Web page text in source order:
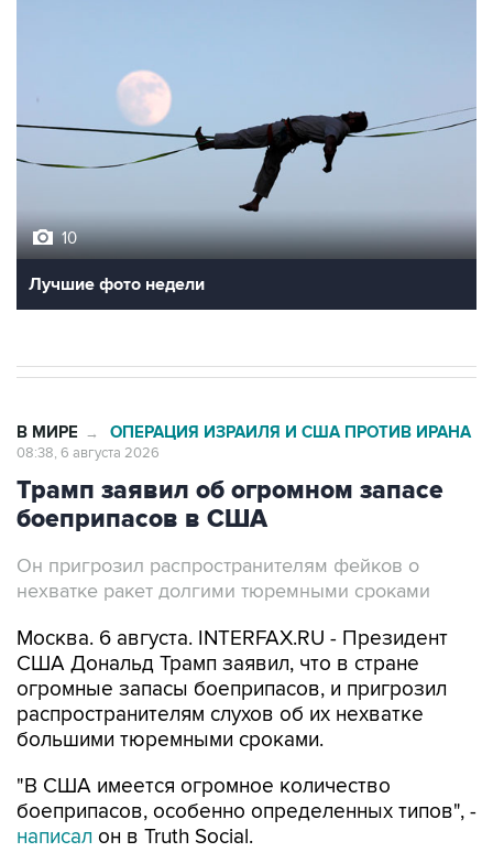
10
Лучшие фото недели
В МИРЕ → ОПЕРАЦИЯ ИЗРАИЛЯ И США ПРОТИВ ИРАНА
08:38, 6 августа 2026
Трамп заявил об огромном запасе
боеприпасов в США
Он пригрозил распространителям фейков о
нехватке ракет долгими тюремными сроками
Москва. 6 августа. INTERFAX.RU - Президент
США Дональд Трамп заявил, что в стране
огромные запасы боеприпасов, и пригрозил
распространителям слухов об их нехватке
большими тюремными сроками.
"В США имеется огромное количество
боеприпасов, особенно определенных типов", -
написал он в Truth Social.